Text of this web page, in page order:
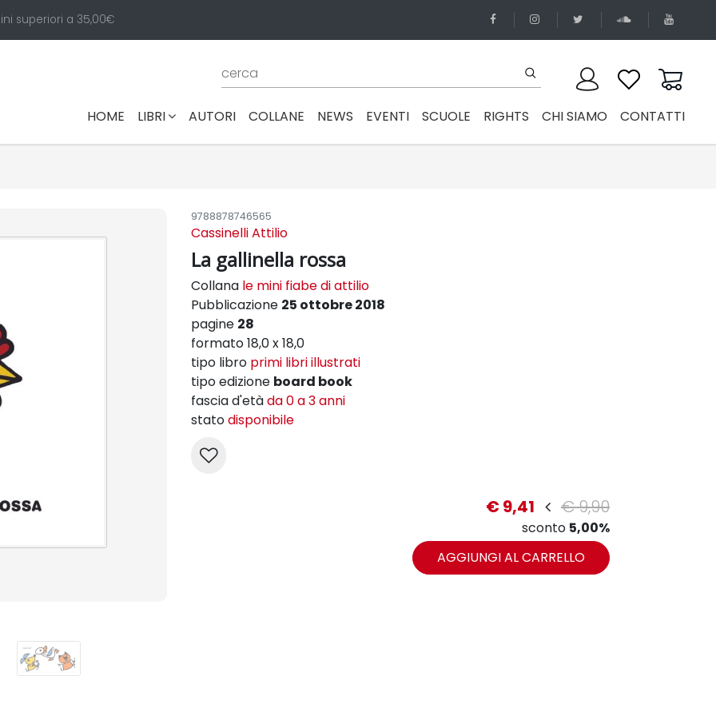
superiori a 35,00€
HOME (CURRENT)
LIBRI AUTORI COLLANE NEWS EVENTI SCUOLE RIGHTS CHI SIAMO CONTATTI
9788878746565
Cassinelli Attilio
La gallinella rossa
Collana le mini fiabe di attilio
Pubblicazione 25 ottobre 2018
pagine 28
formato 18,0 x 18,0
tipo libro primi libri illustrati
tipo edizione board book
fascia d'etàda 0 a 3 anni
statodisponibile
€ 9,41 € 9,90
sconto 5,00%
AGGIUNGI AL CARRELLO